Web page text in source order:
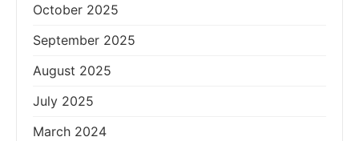
October 2025
September 2025
August 2025
July 2025
March 2024